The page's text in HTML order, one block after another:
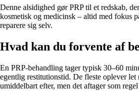
Denne alsidighed gør PRP til et redskab,
kosmetisk og medicinsk – altid med fokus
reparere sig selv.
Hvad kan du forvente af
En PRP-behandling tager typisk 30–60
egentlig restitutionstid. De fleste oplever
umiddelbart efter, men det aftager som